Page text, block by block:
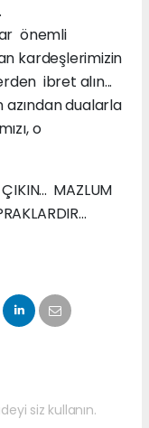
önemli
kardeşlerimizin
ibret alın...
azından dualarla
o
MAZLUM
siz kullanın.